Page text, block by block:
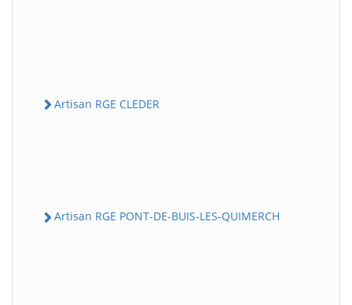
Artisan RGE CLEDER
Artisan RGE PONT-DE-BUIS-LES-QUIMERCH